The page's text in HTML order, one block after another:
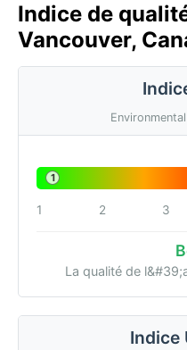
Indice de
Vancouver,
1
1 2 3
La qualité de
Indice